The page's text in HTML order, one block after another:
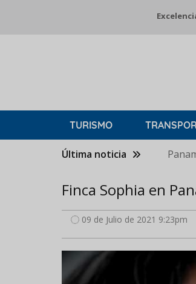
TURISMO
Última noticia
Finca Sophia en
09 de Julio de 2021 9:23pm